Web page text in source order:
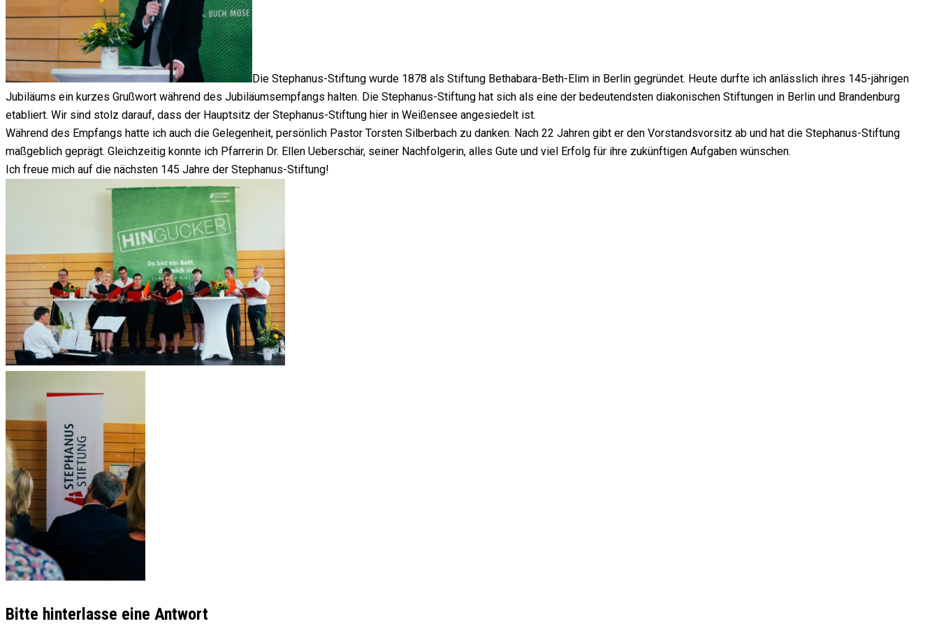
Die Stephanus-Stiftung wurde 1878 als Stiftung Bethabara-Beth-Elim in Berlin gegründet. Heute durfte ich anlässlich ihres 145-jährigen
Jubiläums ein kurzes Grußwort während des Jubiläumsempfangs halten. Die Stephanus-Stiftung hat sich als eine der bedeutendsten diakonischen Stiftungen in Berlin und Brandenburg
etabliert. Wir sind stolz darauf, dass der Hauptsitz der Stephanus-Stiftung hier in Weißensee angesiedelt ist.
Während des Empfangs hatte ich auch die Gelegenheit, persönlich Pastor Torsten Silberbach zu danken. Nach 22 Jahren gibt er den Vorstandsvorsitz ab und hat die Stephanus-Stiftung
maßgeblich geprägt. Gleichzeitig konnte ich Pfarrerin Dr. Ellen Ueberschär, seiner Nachfolgerin, alles Gute und viel Erfolg für ihre zukünftigen Aufgaben wünschen.
Ich freue mich auf die nächsten 145 Jahre der Stephanus-Stiftung!
Bitte hinterlasse eine Antwort